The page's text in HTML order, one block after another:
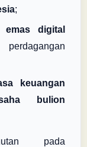
;
digital
keuangan
bulion
pada